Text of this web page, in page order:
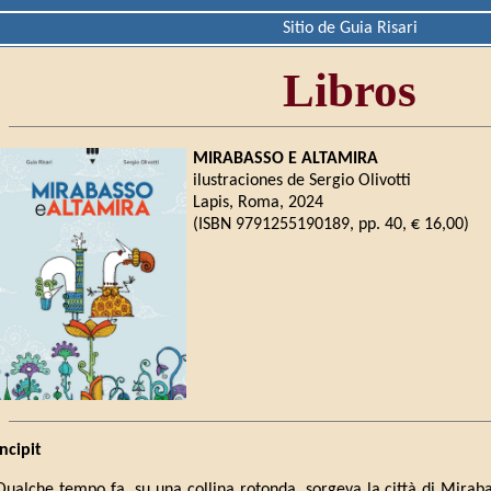
Sitio de Guia Risari
Libros
MIRABASSO E ALTAMIRA
ilustraciones de Sergio Olivotti
Lapis, Roma, 2024
(ISBN 9791255190189, pp. 40, € 16,00)